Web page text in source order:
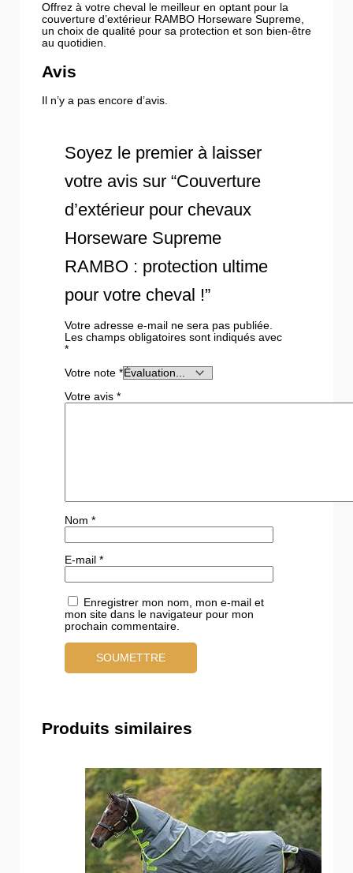
Offrez à votre cheval le meilleur en optant pour la
couverture d’extérieur RAMBO Horseware Supreme,
un choix de qualité pour sa protection et son bien-être
au quotidien.
Avis
Il n’y a pas encore d’avis.
Soyez le premier à laisser
votre avis sur “Couverture
d’extérieur pour chevaux
Horseware Supreme
RAMBO : protection ultime
pour votre cheval !”
Votre adresse e-mail ne sera pas publiée.
Les champs obligatoires sont indiqués avec
*
Votre note *
Votre avis *
Nom *
E-mail *
Enregistrer mon nom, mon e-mail et
mon site dans le navigateur pour mon
prochain commentaire.
Produits similaires